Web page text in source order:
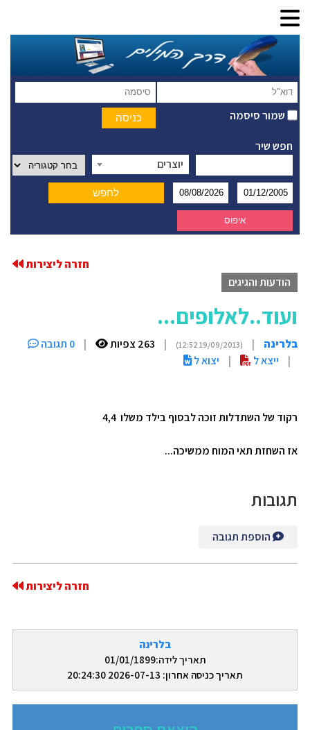
שמור סיסמה
חפש שיר
יוצרים
בלרינה
תאריך לידה:01/01/1899
תאריך כניסה אחרון: 2026-07-13 20:24:30
חזרה ליצירות
הודעות והגיגים
ועוד..לאלופים...
בלרינה |
(19/09/2013 12:52)
| 263 צפיות |
0 תגובה
|
ייצא ל | יצוא ל
רקוד של השתדלות זוכה לבסוף בילד משלו 4,4
אז השחזת תאי המוח ממשיכה...
תגובות
הוספת תגובה
חזרה ליצירות